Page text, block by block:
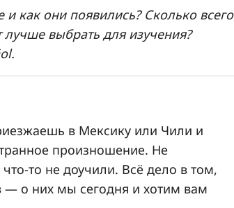
как они появились? Сколько всего
лучше выбрать для изучения?
в Мексику или Чили и
произношение. Не
то не доучили. Всё дело в том,
— о них мы сегодня и хотим вам